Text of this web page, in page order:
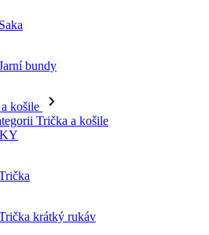
Saka
bundy
košile
Trička a košile
krátký rukáv